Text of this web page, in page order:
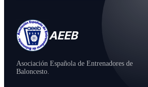
AEEB
Asociación Española de Entrenadores de
Baloncesto.